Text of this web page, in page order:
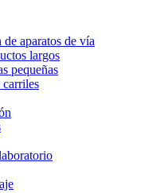
aparatos de vía
largos
pequeñas